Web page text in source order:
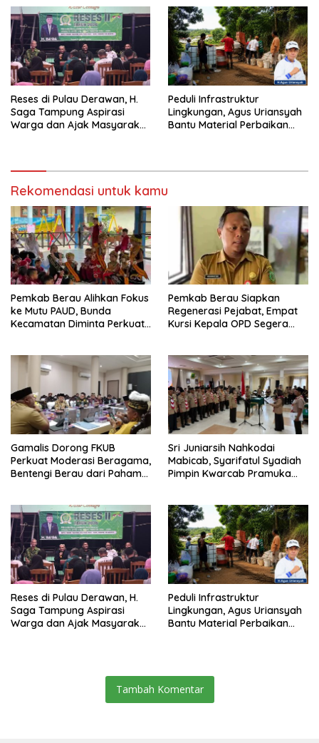
Reses di Pulau Derawan, H.
Saga Tampung Aspirasi
Warga dan Ajak Masyarakat
Peduli Infrastruktur
Lingkungan, Agus Uriansyah
Bantu Material Perbaikan
Rekomendasi untuk kamu
Pemkab Berau Alihkan Fokus
ke Mutu PAUD, Bunda
Kecamatan Diminta Perkuat
Pemkab Berau Siapkan
Regenerasi Pejabat, Empat
Kursi Kepala OPD Segera
Gamalis Dorong FKUB
Perkuat Moderasi Beragama,
Bentengi Berau dari Paham
Sri Juniarsih Nahkodai
Mabicab, Syarifatul Syadiah
Pimpin Kwarcab Pramuka
Reses di Pulau Derawan, H.
Saga Tampung Aspirasi
Warga dan Ajak Masyarakat
Peduli Infrastruktur
Lingkungan, Agus Uriansyah
Bantu Material Perbaikan
Tambah Komentar